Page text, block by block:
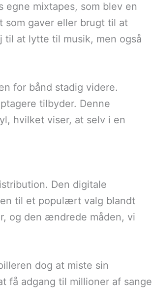
mixtapes, som blev en
som gaver eller brugt til at
at lytte til musik, men også
for bånd stadig videre.
tilbyder. Denne
hvilket viser, at selv i en
Den digitale
til et populært valg blandt
og den ændrede måden, vi
dog at miste sin
få adgang til millioner af sange